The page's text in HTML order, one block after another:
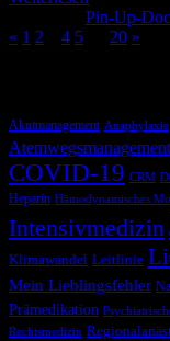
Pin-Up-
« 1 2 4 5 20 »
Akutmanagement Anaphylaxie
Atemwegsmanagement
COVID-19 CRM
Heparin Hämodynamisches
Intensivmedizin
Klimawandel Leitlinie
Mein Lieblingsfehler
Prämedikation
Rechtsmedizin